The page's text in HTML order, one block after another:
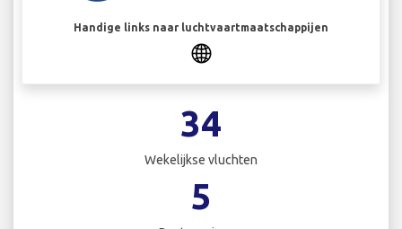
Handige links naar luchtvaartmaatschappijen
34
Wekelijkse vluchten
5